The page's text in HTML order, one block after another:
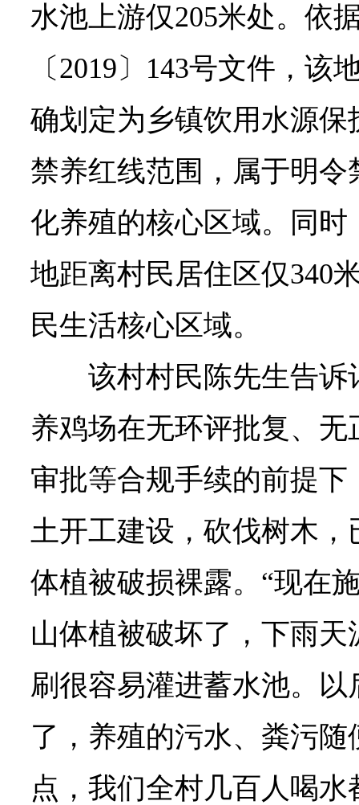
水池上游仅205米处。依
〔2019〕143号文件，该
确划定为乡镇饮用水源保
禁养红线范围，属于明令
化养殖的核心区域。同时
地距离村民居住区仅340
民生活核心区域。
该村村民陈先生告诉
养鸡场在无环评批复、无
审批等合规手续的前提下
土开工建设，砍伐树木，
体植被破损裸露。“现在
山体植被破坏了，下雨天
刷很容易灌进蓄水池。以
了，养殖的污水、粪污随
点，我们全村几百人喝水